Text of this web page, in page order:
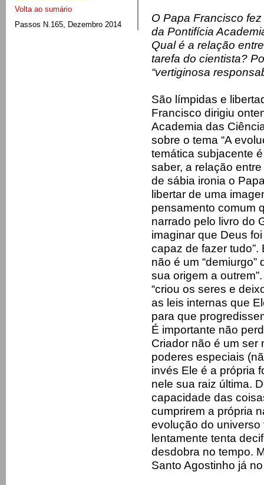
Volta ao sumário
Passos N.165, Dezembro 2014
O Papa Francisco
da Pontifícia
Qual é a relação
tarefa do cientista?
“vertiginosa
São límpidas e
Francisco dirigiu
Academia das
sobre o tema “A
temática subjacente
saber, a relação
de sábia ironia o
libertar de uma
pensamento comum
narrado pelo livro do
imaginar que Deus
capaz de fazer
não é um
sua origem a
“criou os seres e
as leis internas que
para que
É importante não
Criador não é um ser
poderes especiais
invés Ele é a própria
nele sua raiz última.
capacidade das
cumprirem a própria
evolução do
lentamente tenta
desdobra no tempo.
Santo Agostinho já